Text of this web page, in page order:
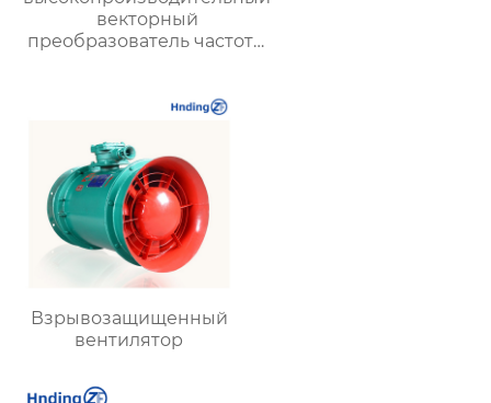
векторный
преобразователь частоты
Взрывозащищенный
вентилятор